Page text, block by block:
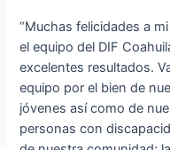
“Muchas felicidades a
el equipo del DIF
excelentes resultados.
equipo por el bien de
jóvenes así como de
personas con